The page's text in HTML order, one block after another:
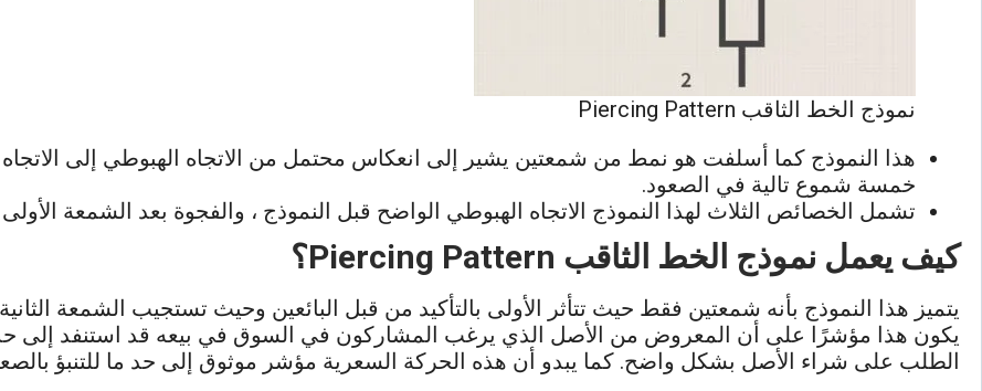
نموذج الخط الثاقب Piercing Pattern
هذا النموذج كما أسلفت هو نمط من شمعتين يشير إلى انعكاس محتمل من الاتجاه الهبوطي إلى
خمسة شموع تالية في الصعود.
تشمل الخصائص الثلاث لهذا النموذج الاتجاه الهبوطي الواضح قبل النموذج ، والفجوة بعد الشمعة
كيف يعمل نموذج الخط الثاقب Piercing Pattern؟
يتميز هذا النموذج بأنه شمعتين فقط حيث تتأثر الأولى بالتأكيد من قبل البائعين وحيث تستجيب الشمعة
يكون هذا مؤشرًا على أن المعروض من الأصل الذي يرغب المشاركون في السوق في بيعه قد استنفد إلى
الطلب على شراء الأصل بشكل واضح. كما يبدو أن هذه الحركة السعرية مؤشر موثوق إلى حد ما للتنبؤ